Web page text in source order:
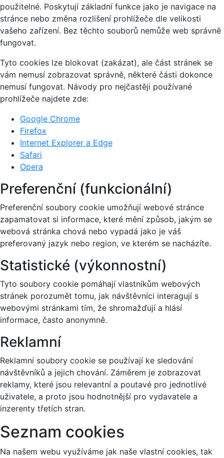
použitelné. Poskytují základní funkce jako je navigace na
stránce nebo změna rozlišení prohlížeče dle velikosti
vašeho zařízení. Bez těchto souborů nemůže web správně
fungovat.
Tyto cookies lze blokovat (zakázat), ale část stránek se
vám nemusí zobrazovat správně, některé části dokonce
nemusí fungovat. Návody pro nejčastěji používané
prohlížeče najdete zde:
Google Chrome
Firefox
Internet Explorer a Edge
Safari
Opera
Preferenční (funkcionální)
Preferenční soubory cookie umožňují webové stránce
zapamatovat si informace, které mění způsob, jakým se
webová stránka chová nebo vypadá jako je váš
preferovaný jazyk nebo region, ve kterém se nacházíte.
Statistické (výkonnostní)
Tyto soubory cookie pomáhají vlastníkům webových
stránek porozumět tomu, jak návštěvníci interagují s
webovými stránkami tím, že shromažďují a hlásí
informace, často anonymně.
Reklamní
Reklamní soubory cookie se používají ke sledování
návštěvníků a jejich chování. Záměrem je zobrazovat
reklamy, které jsou relevantní a poutavé pro jednotlivé
uživatele, a proto jsou hodnotnější pro vydavatele a
inzerenty třetích stran.
Seznam cookies
Na našem webu využíváme jak naše vlastní cookies, tak